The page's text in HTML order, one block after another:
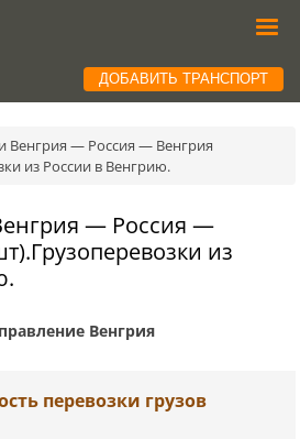
ДОБАВИТЬ ТРАНСПОРТ
Венгрия — Россия — Венгрия
из России в Венгрию.
— Россия —
из
Венгрия
перевозки грузов